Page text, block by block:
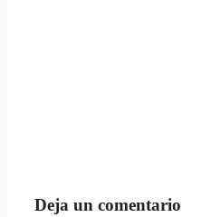
Deja un comentario